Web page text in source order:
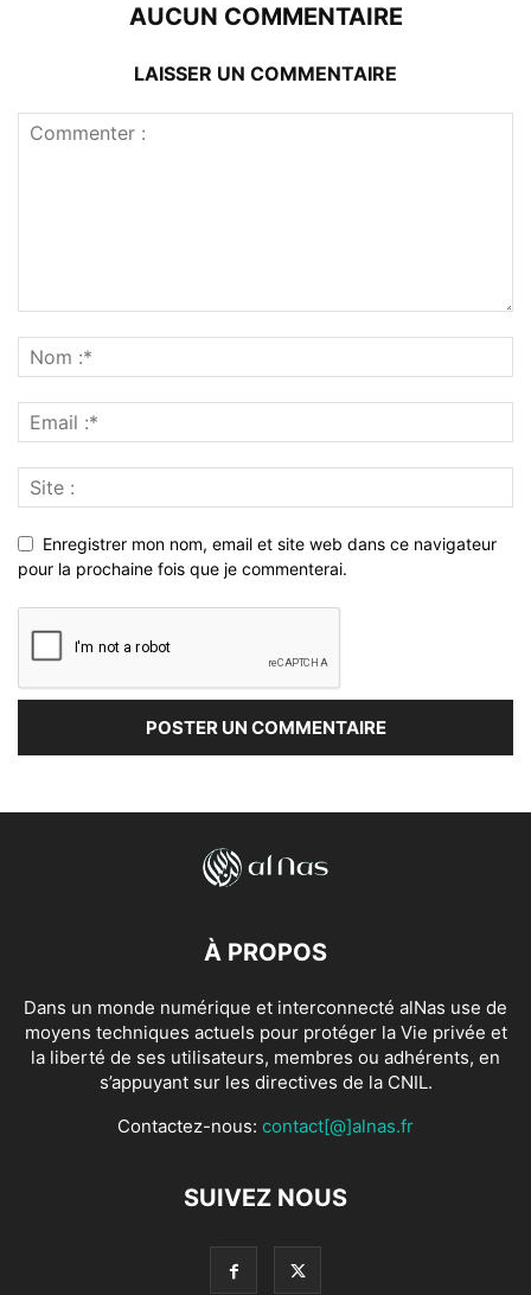
AUCUN COMMENTAIRE
LAISSER UN COMMENTAIRE
Enregistrer mon nom, email et site web dans ce navigateur
pour la prochaine fois que je commenterai.
À PROPOS
Dans un monde numérique et interconnecté alNas use de
moyens techniques actuels pour protéger la Vie privée et
la liberté de ses utilisateurs, membres ou adhérents, en
s’appuyant sur les directives de la CNIL.
Contactez-nous: contact[@]alnas.fr
SUIVEZ NOUS